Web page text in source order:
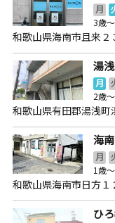
月
3歳
和歌山県海南市且来２
湯
月
2歳
和歌山県有田郡湯浅町
海
月
1歳
和歌山県海南市日方
ひ